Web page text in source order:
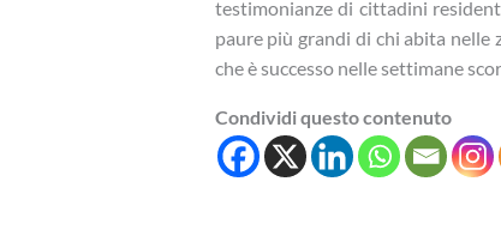
testimonianze di cittadini
paure più grandi di chi abita nelle
che è successo nelle settimane
Condividi questo contenuto